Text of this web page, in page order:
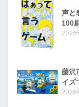
声と
100
2026
藤沢
イズ
2026